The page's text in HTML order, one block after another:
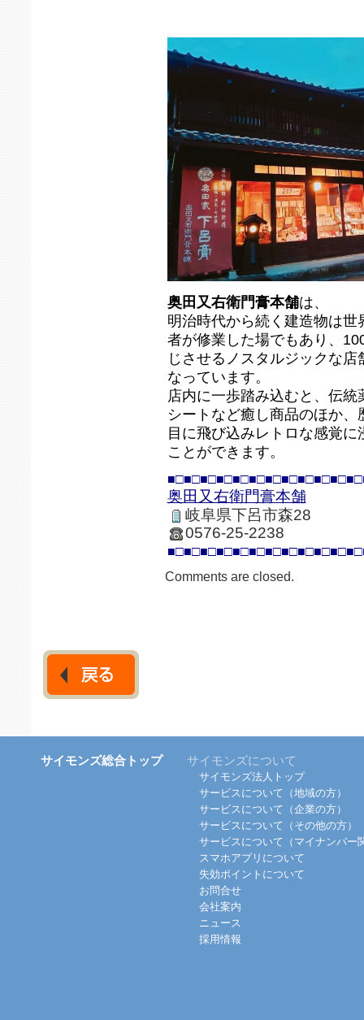
奥田又右衛門膏本舗は、
明治時代から続く建造物は
者が修業した場でもあり、
じさせるノスタルジックな
なっています。
店内に一歩踏み込むと、伝
シートなど癒し商品のほか
目に飛び込みレトロな感覚
ことができます。
奥田又右衛門膏本舗
岐阜県下呂市森28
0576-25-2238
Comments are closed.
サイモンズ総合トップ サイモンズについて
サイモンズ法人トップ
サービスについて（地域の方）
サービスについて（企業の方）
サービスについて（その他の方）
サービスについて（マイナンバー
スマホアプリについて
失効ポイントについて
お問合せ
会社案内
ニュース
採用情報